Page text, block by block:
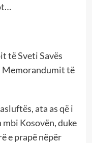
të Sveti Savës
Memorandumit të
ata as që i
Kosovën, duke
e prapë nëpër